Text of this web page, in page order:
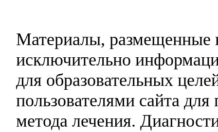
Материалы, размещенные
исключительно
для образовательных
пользователями сайта
метода лечения.